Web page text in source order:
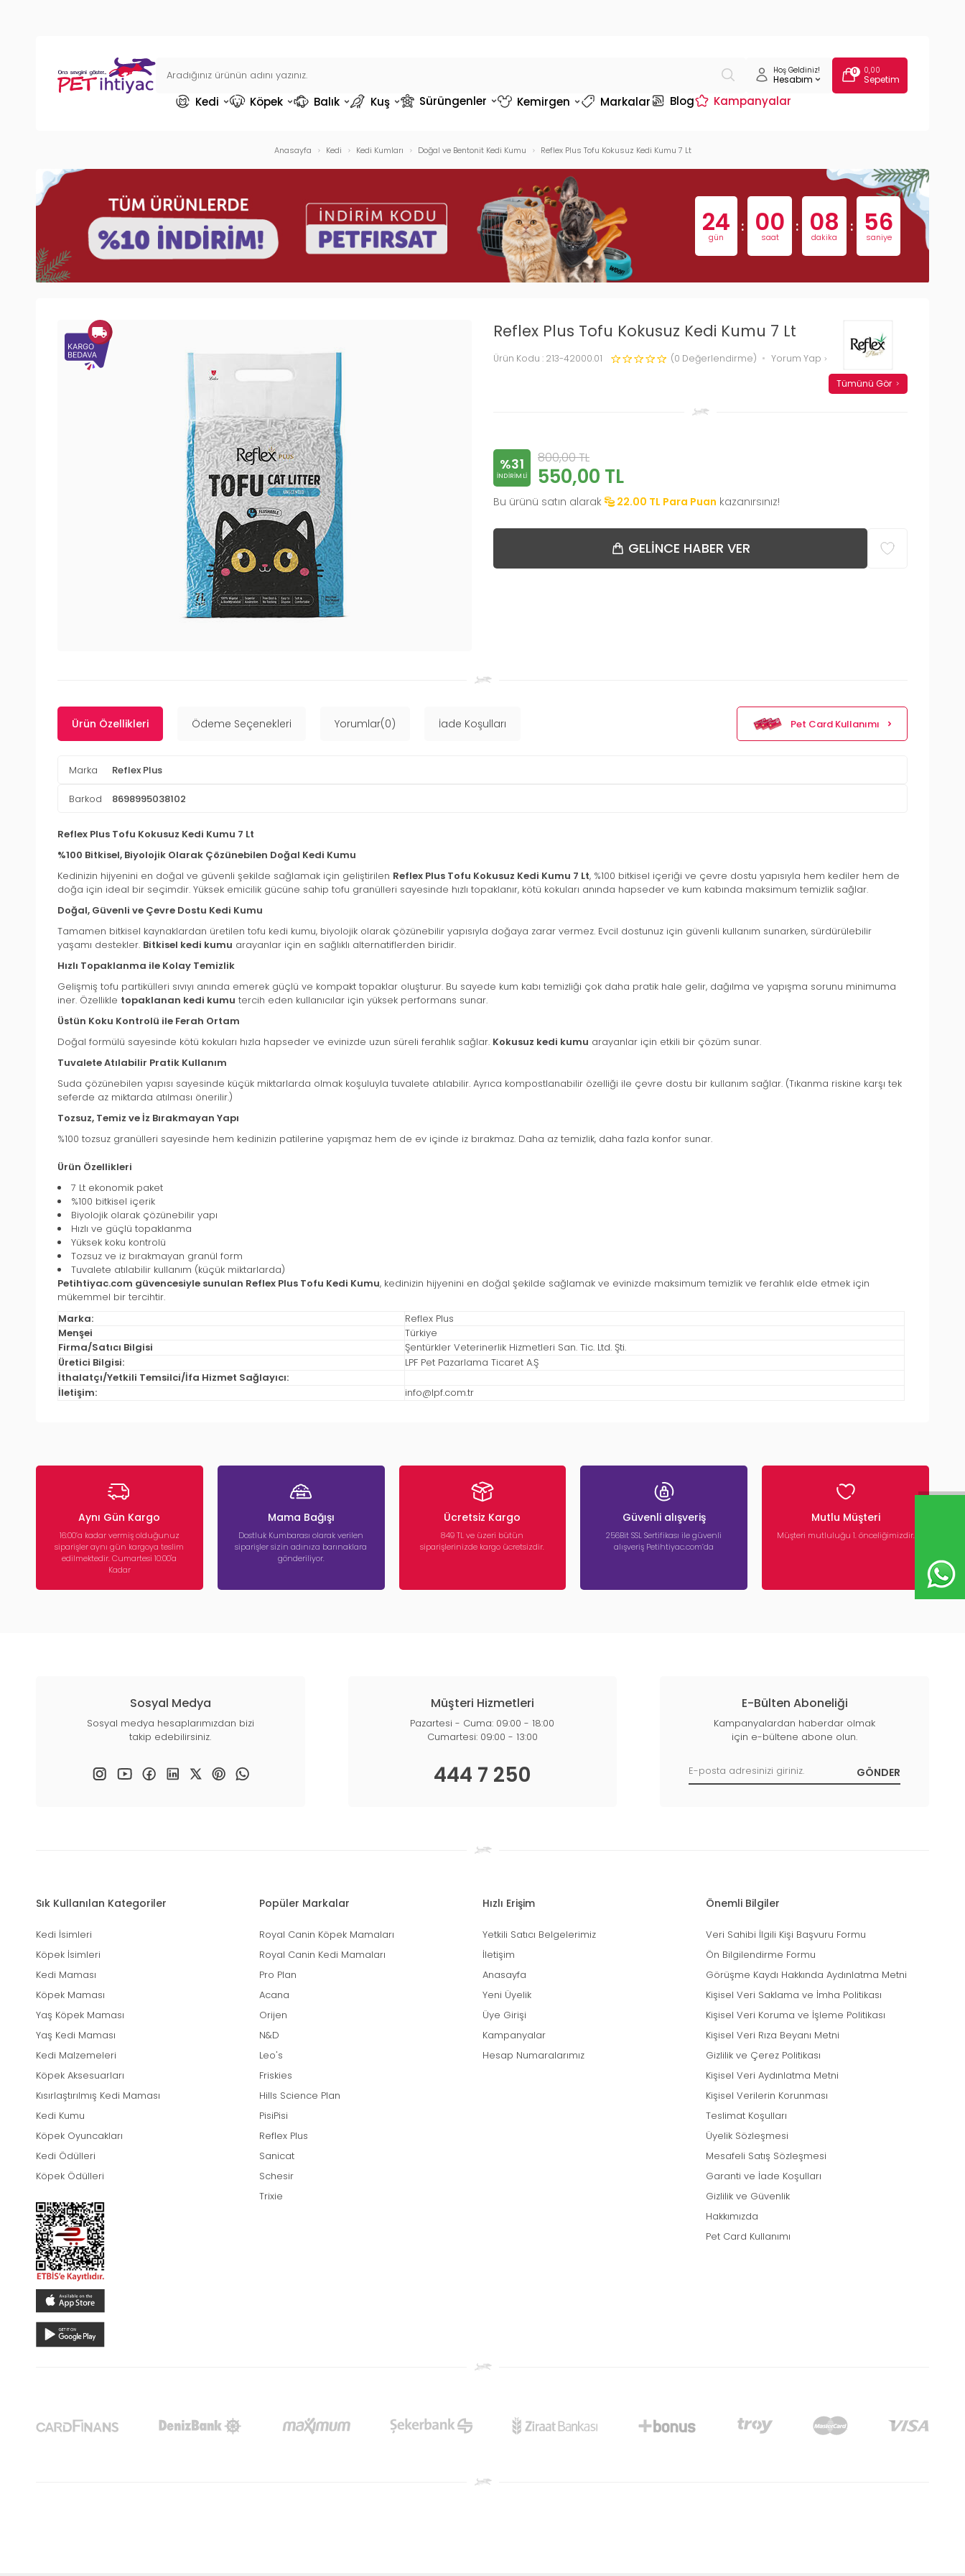
Hoş Geldiniz!
Hesabım
0 0,00
Sepetim
Kedi Köpek Balık Kuş Sürüngenler Kemirgen Markalar Blog Kampanyalar
Anasayfa Kedi Kedi Kumları Doğal ve Bentonit Kedi Kumu Reflex Plus Tofu Kokusuz Kedi Kumu 7 Lt
24
gün
: 00
saat
: 08
dakika
: 55
saniye
Reflex Plus Tofu Kokusuz Kedi Kumu 7 Lt
Ürün Kodu : 213-42000.01 (0 Değerlendirme) Yorum Yap
Tümünü Gör
%31
INDIRIMLI
800,00TL
550,00 TL
Bu ürünü satın alarak 22.00 TL Para Puan kazanırsınız!
GELINCE HABER VER
Ürün Özellikleri Ödeme Seçenekleri Yorumlar(0) İade Koşulları Pet Card Kullanımı
Marka Reflex Plus
Barkod 8698995038102
Reflex Plus Tofu Kokusuz Kedi Kumu 7 Lt
%100 Bitkisel, Biyolojik Olarak Çözünebilen Doğal Kedi Kumu
Kedinizin hijyenini en doğal ve güvenli şekilde sağlamak için geliştirilen Reflex Plus Tofu Kokusuz Kedi Kumu 7 Lt, %100 bitkisel içeriği ve çevre dostu yapısıyla hem kediler hem de
doğa için ideal bir seçimdir. Yüksek emicilik gücüne sahip tofu granülleri sayesinde hızlı topaklanır, kötü kokuları anında hapseder ve kum kabında maksimum temizlik sağlar.
Doğal, Güvenli ve Çevre Dostu Kedi Kumu
Tamamen bitkisel kaynaklardan üretilen tofu kedi kumu, biyolojik olarak çözünebilir yapısıyla doğaya zarar vermez. Evcil dostunuz için güvenli kullanım sunarken, sürdürülebilir
yaşamı destekler. Bitkisel kedi kumu arayanlar için en sağlıklı alternatiflerden biridir.
Hızlı Topaklanma ile Kolay Temizlik
Gelişmiş tofu partikülleri sıvıyı anında emerek güçlü ve kompakt topaklar oluşturur. Bu sayede kum kabı temizliği çok daha pratik hale gelir, dağılma ve yapışma sorunu minimuma
iner. Özellikle topaklanan kedi kumu tercih eden kullanıcılar için yüksek performans sunar.
Üstün Koku Kontrolü ile Ferah Ortam
Doğal formülü sayesinde kötü kokuları hızla hapseder ve evinizde uzun süreli ferahlık sağlar. Kokusuz kedi kumu arayanlar için etkili bir çözüm sunar.
Tuvalete Atılabilir Pratik Kullanım
Suda çözünebilen yapısı sayesinde küçük miktarlarda olmak koşuluyla tuvalete atılabilir. Ayrıca kompostlanabilir özelliği ile çevre dostu bir kullanım sağlar. (Tıkanma riskine karşı tek
seferde az miktarda atılması önerilir.)
Tozsuz, Temiz ve İz Bırakmayan Yapı
%100 tozsuz granülleri sayesinde hem kedinizin patilerine yapışmaz hem de ev içinde iz bırakmaz. Daha az temizlik, daha fazla konfor sunar.
Ürün Özellikleri
7 Lt ekonomik paket
%100 bitkisel içerik
Biyolojik olarak çözünebilir yapı
Hızlı ve güçlü topaklanma
Yüksek koku kontrolü
Tozsuz ve iz bırakmayan granül form
Tuvalete atılabilir kullanım (küçük miktarlarda)
Petihtiyac.com güvencesiyle sunulan Reflex Plus Tofu Kedi Kumu, kedinizin hijyenini en doğal şekilde sağlamak ve evinizde maksimum temizlik ve ferahlık elde etmek için
mükemmel bir tercihtir.
Marka:
Reflex Plus
Menşei
Türkiye
Firma/Satıcı Bilgisi
Şentürkler Veterinerlik Hizmetleri San. Tic. Ltd. Şti.
Üretici Bilgisi:
LPF Pet Pazarlama Ticaret A.Ş
İthalatçı/Yetkili Temsilci/İfa Hizmet Sağlayıcı:
İletişim:
info@lpf.com.tr
Aynı Gün Kargo
16:00’a kadar vermiş olduğunuz
siparişler aynı gün kargoya teslim
edilmektedir. Cumartesi 10:00'a
Kadar
Mama Bağışı
Dostluk Kumbarası olarak verilen
siparişler sizin adınıza barınaklara
gönderiliyor.
Ücretsiz Kargo
849 TL ve üzeri bütün
siparişlerinizde kargo ücretsizdir.
Güvenli alışveriş
256Bit SSL Sertifikası ile güvenli
alışveriş Petihtiyac.com’da
Mutlu Müşteri
Müşteri mutluluğu 1. önceliğimizdir.
Sosyal Medya
Sosyal medya hesaplarımızdan bizi
takip edebilirsiniz.
Müşteri Hizmetleri
Pazartesi - Cuma: 09:00 - 18:00
Cumartesi: 09:00 - 13:00
444 7 250
E-Bülten Aboneliği
Kampanyalardan haberdar olmak
için e-bültene abone olun.
Sık Kullanılan Kategoriler
Kedi İsimleri
Köpek İsimleri
Kedi Maması
Köpek Maması
Yaş Köpek Maması
Yaş Kedi Maması
Kedi Malzemeleri
Köpek Aksesuarları
Kısırlaştırılmış Kedi Maması
Kedi Kumu
Köpek Oyuncakları
Kedi Ödülleri
Köpek Ödülleri
Popüler Markalar
Royal Canin Köpek Mamaları
Royal Canin Kedi Mamaları
Pro Plan
Acana
Orijen
N&D
Leo's
Friskies
Hills Science Plan
PisiPisi
Reflex Plus
Sanicat
Schesir
Trixie
Hızlı Erişim
Yetkili Satıcı Belgelerimiz
İletişim
Anasayfa
Yeni Üyelik
Üye Girişi
Kampanyalar
Hesap Numaralarımız
Önemli Bilgiler
Veri Sahibi İlgili Kişi Başvuru Formu
Ön Bilgilendirme Formu
Görüşme Kaydı Hakkında Aydınlatma Metni
Kişisel Veri Saklama ve İmha Politikası
Kişisel Veri Koruma ve İşleme Politikası
Kişisel Veri Rıza Beyanı Metni
Gizlilik ve Çerez Politikası
Kişisel Veri Aydınlatma Metni
Kişisel Verilerin Korunması
Teslimat Koşulları
Üyelik Sözleşmesi
Mesafeli Satış Sözleşmesi
Garanti ve İade Koşulları
Gizlilik ve Güvenlik
Hakkımızda
Pet Card Kullanımı